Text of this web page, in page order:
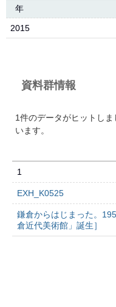
年
2015
資料群情報
1件のデータがヒットし
います。
1
EXH_K0525
鎌倉からはじまった。
倉近代美術館」誕生］